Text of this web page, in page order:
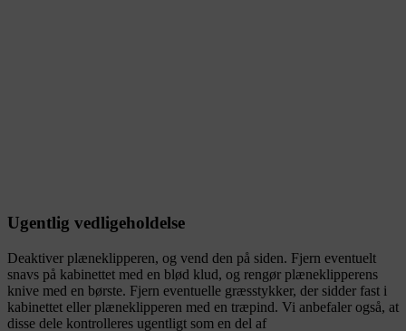
Ugentlig vedligeholdelse
Deaktiver plæneklipperen, og vend den på siden. Fjern eventuelt
snavs på kabinettet med en blød klud, og rengør plæneklipperens
knive med en børste. Fjern eventuelle græsstykker, der sidder fast i
kabinettet eller plæneklipperen med en træpind. Vi anbefaler også, at
disse dele kontrolleres ugentligt som en del af